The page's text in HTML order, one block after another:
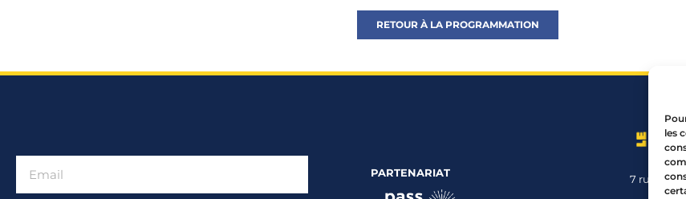
les
RETOUR À LA PROGRAMMATION
PARTENARIAT
7 rue
04